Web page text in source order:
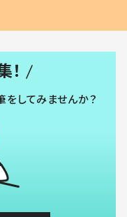
をしてみませんか？